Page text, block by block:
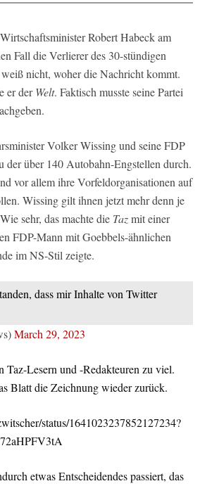
Robert Habeck am
Fall die Verlierer des 30-stündigen
nicht, woher die Nachricht kommt.
er derWelt. Faktisch musste seine Partei
Volker Wissing und seine FDP
der über 140 Autobahn-Engstellen durch.
vor allem ihre Vorfeldorganisationen auf
Wissing gilt ihnen jetzt mehr denn je
sehr, das machte die Tazmit einer
FDP-Mann mit Goebbels-ähnlichen
im NS-Stil zeigte.
dass mir Inhalte von Twitter
March 29, 2023
Taz-Lesern und -Redakteuren zu viel.
Blatt die Zeichnung wieder zurück.
status/1641023237852127234?
etwas Entscheidendes passiert, das